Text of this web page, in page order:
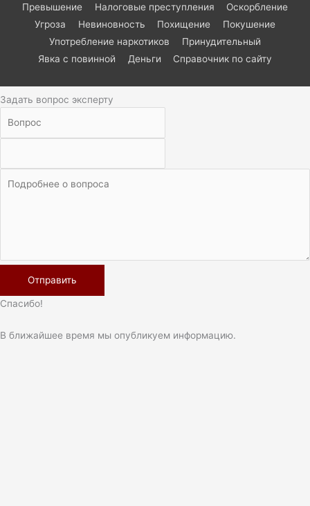
Превышение
Налоговые преступления
Оскорбление
Угроза
Невиновность Похищение
Покушение
Употребление наркотиков
Принудительный
Явка с повинной
Деньги Справочник по сайту
Задать вопрос эксперту
Спасибо!
В ближайшее время мы опубликуем информацию.